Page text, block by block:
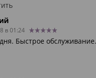
в 01:24
Быстрое